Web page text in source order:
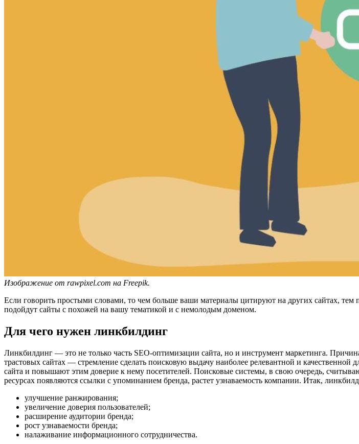
Изображение от rawpixel.com на Freepik.
Если говорить простыми словами, то чем больше ваши материалы цитируют на других сайтах,
подойдут сайты с похожей на вашу тематикой и с немолодым доменом.
Для чего нужен линкбилдинг
Линкбилдинг — это не только часть SEO-оптимизации сайта, но и инструмент маркетинга.
трастовых сайтах — стремление сделать поисковую выдачу наиболее релевантной и
сайта и повышают этим доверие к нему посетителей. Поисковые системы, в свою очередь,
ресурсах появляются ссылки с упоминанием бренда, растет узнаваемость компании. Итак,
улучшение ранжирования;
увеличение доверия пользователей;
расширение аудитории бренда;
рост узнаваемости бренда;
налаживание информационного сотрудничества.